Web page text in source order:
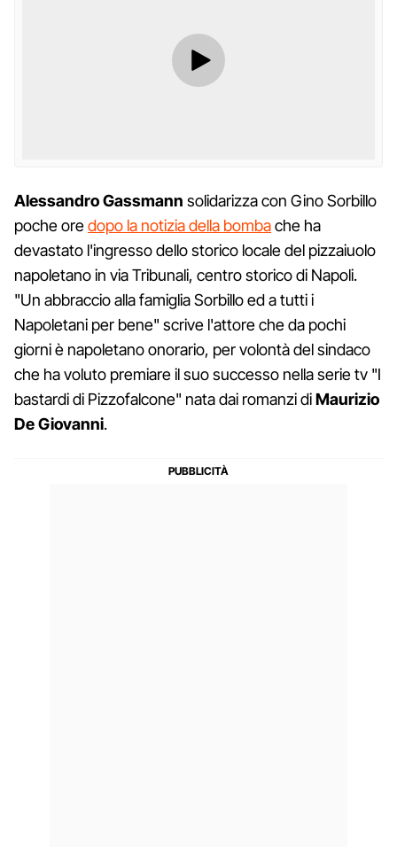
Alessandro Gassmann solidarizza con Gino Sorbillo
poche oredopo la notizia della bombache ha
devastato l'ingresso dello storico locale del pizzaiuolo
napoletano in via Tribunali, centro storico di Napoli.
"Un abbraccio alla famiglia Sorbillo ed a tutti i
Napoletani per bene" scrive l'attore che da pochi
giorni è napoletano onorario, per volontà del sindaco
che ha voluto premiare il suo successo nella serie tv "I
bastardi di Pizzofalcone" nata dai romanzi diMaurizio
De Giovanni.